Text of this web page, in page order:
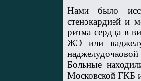
Нами было
стенокардией и
ритма сердца в
ЖЭ или
Больные
Московской ГКБ